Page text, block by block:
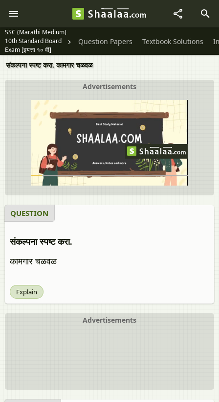
SSC (Marathi Medium)
10th Standard Board
Exam [इयत्ता १० वी]
Question Papers Textbook Solutions
संकल्‍पना स्‍पष्‍ट करा. कामगार चळवळ
Advertisements
QUESTION
संकल्‍पना स्‍पष्‍ट करा.
कामगार चळवळ
Explain
Advertisements